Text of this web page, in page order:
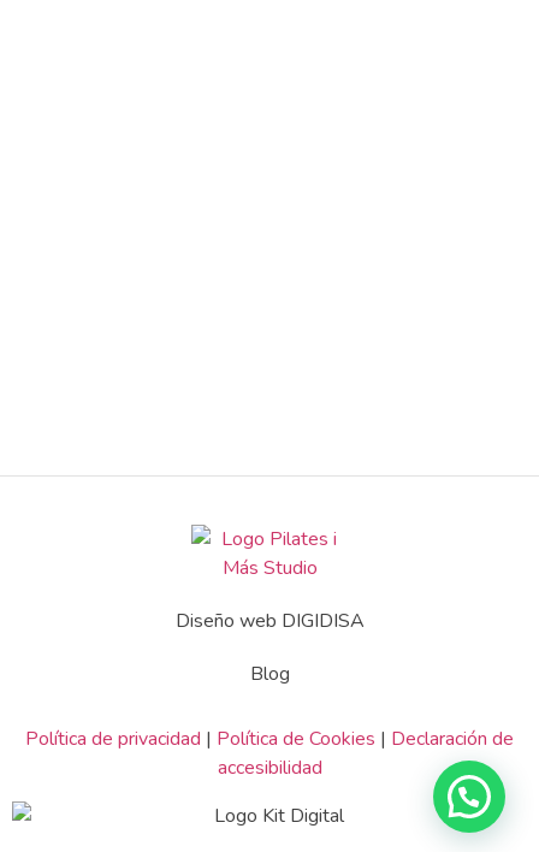
Diseño web DIGIDISA
Blog
Política de privacidad | Política de Cookies | Declaración de
accesibilidad